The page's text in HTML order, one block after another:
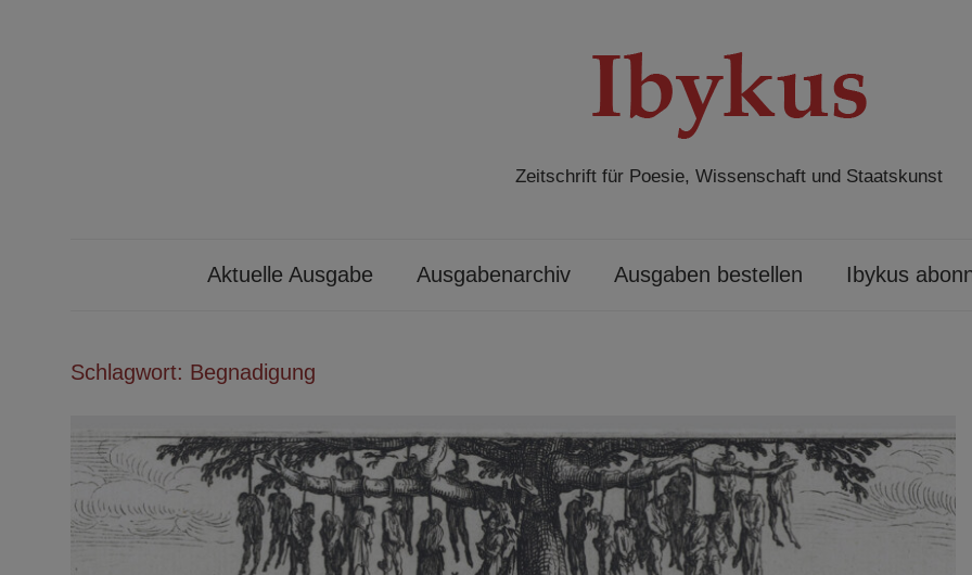
Zeitschrift für Poesie, Wissenschaft und Staatskunst
Aktuelle Ausgabe Ausgabenarchiv Ausgaben bestellen Ibykus
Schlagwort: Begnadigung